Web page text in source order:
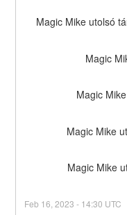
Magic Mike utolsó
Magic
Magic
Magic Mike
Magic Mike
Feb 16 ,2023 - 14:30 UTC